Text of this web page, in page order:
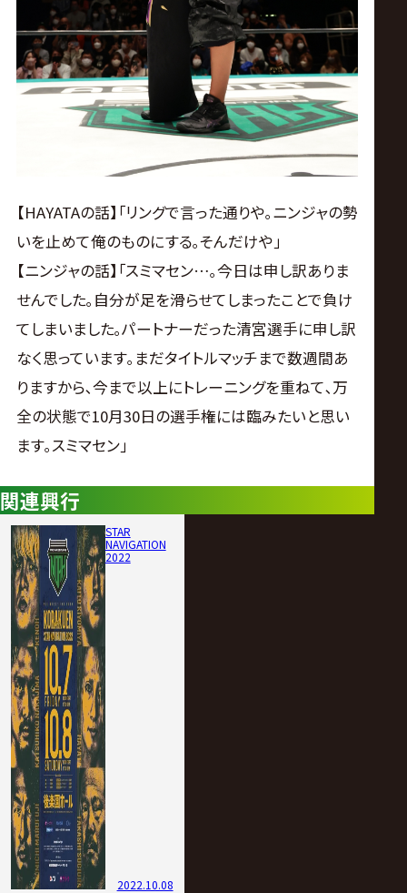
【HAYATAの話】｢リングで言った通りや｡ニンジャの勢
いを止めて俺のものにする｡そんだけや｣
【ニンジャの話】｢スミマセン…｡今日は申し訳ありま
せんでした｡自分が足を滑らせてしまったことで負け
てしまいました｡パートナーだった清宮選手に申し訳
なく思っています｡まだタイトルマッチまで数週間あ
りますから､今まで以上にトレーニングを重ねて､万
全の状態で10月30日の選手権には臨みたいと思い
ます｡スミマセン｣
関連興行
STAR
NAVIGATION
2022
2022.10.08